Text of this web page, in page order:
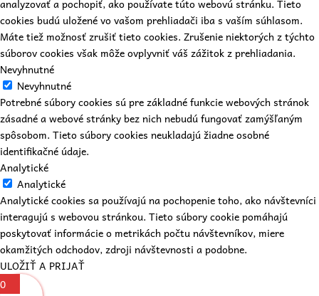
analyzovať a pochopiť, ako používate túto webovú stránku. Tieto
cookies budú uložené vo vašom prehliadači iba s vaším súhlasom.
Máte tiež možnosť zrušiť tieto cookies. Zrušenie niektorých z týchto
súborov cookies však môže ovplyvniť váš zážitok z prehliadania.
Nevyhnutné
Nevyhnutné
Potrebné súbory cookies sú pre základné funkcie webových stránok
zásadné a webové stránky bez nich nebudú fungovať zamýšľaným
spôsobom. Tieto súbory cookies neukladajú žiadne osobné
identifikačné údaje.
Analytické
Analytické
Analytické cookies sa používajú na pochopenie toho, ako návštevníci
interagujú s webovou stránkou. Tieto súbory cookie pomáhajú
poskytovať informácie o metrikách počtu návštevníkov, miere
okamžitých odchodov, zdroji návštevnosti a podobne.
ULOŽIŤ A PRIJAŤ
0